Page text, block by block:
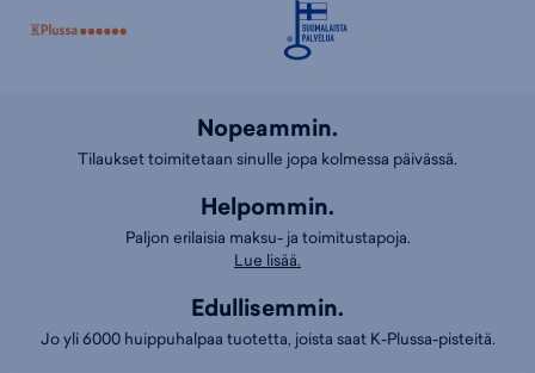
Nopeammin.
Tilaukset toimitetaan sinulle jopa kolmessa päivässä.
Helpommin.
Paljon erilaisia maksu- ja toimitustapoja.
Lue lisää.
Edullisemmin.
Jo yli 6000 huippuhalpaa tuotetta, joista saat K-Plussa-pisteitä.